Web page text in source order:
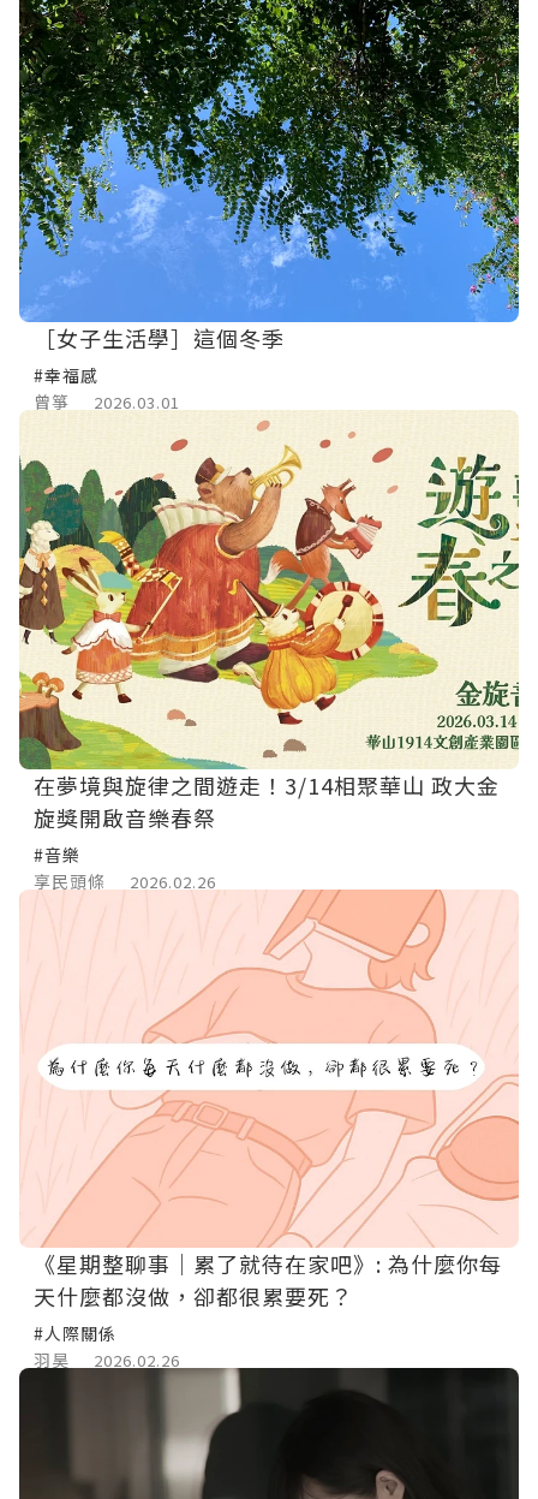
［女子生活學］這個冬季
#幸福感
曾箏
2026.03.01
在夢境與旋律之間遊走！3/14相聚華山 政大金
旋獎開啟音樂春祭
#音樂
享民頭條
2026.02.26
《星期整聊事｜累了就待在家吧》: 為什麼你每
天什麼都沒做，卻都很累要死？
#人際關係
羽昊
2026.02.26